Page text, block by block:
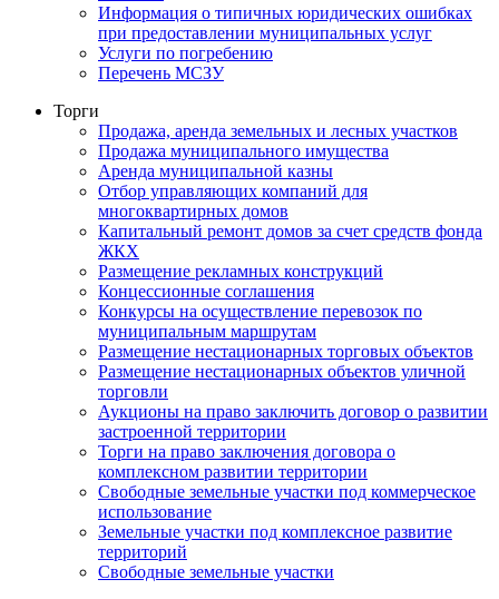
Информация о типичных юридических ошибках
при предоставлении муниципальных услуг
Услуги по погребению
Перечень МСЗУ
Торги
Продажа, аренда земельных и лесных участков
Продажа муниципального имущества
Аренда муниципальной казны
Отбор управляющих компаний для
многоквартирных домов
Капитальный ремонт домов за счет средств фонда
ЖКХ
Размещение рекламных конструкций
Концессионные соглашения
Конкурсы на осуществление перевозок по
муниципальным маршрутам
Размещение нестационарных торговых объектов
Размещение нестационарных объектов уличной
торговли
Аукционы на право заключить договор о развитии
застроенной территории
Торги на право заключения договора о
комплексном развитии территории
Свободные земельные участки под коммерческое
использование
Земельные участки под комплексное развитие
территорий
Свободные земельные участки